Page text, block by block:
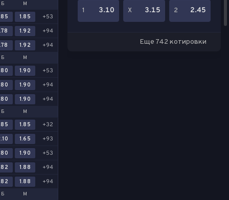
Б М
1.85
+53
1.92
+94
1.92 +94
Б М
1.90
+53
1.90
+94
1.90 +94
Б М
1.85
+32
1.65
+93
1.90
+53
1.88
+94
1.88 +94
Б М
1 3.10 Х 3.15 2 2.45
Еще 742 котировки